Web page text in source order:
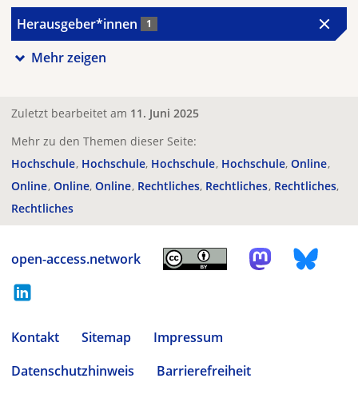
Herausgeber*innen 1
Mehr zeigen
Zuletzt bearbeitet am 11. Juni 2025
Mehr zu den Themen dieser Seite:
Hochschule Hochschule Hochschule Hochschule Online
Online Online Online Rechtliches Rechtliches Rechtliches
Rechtliches
open-access.network
Kontakt Sitemap
Impressum
Datenschutzhinweis
Barrierefreiheit